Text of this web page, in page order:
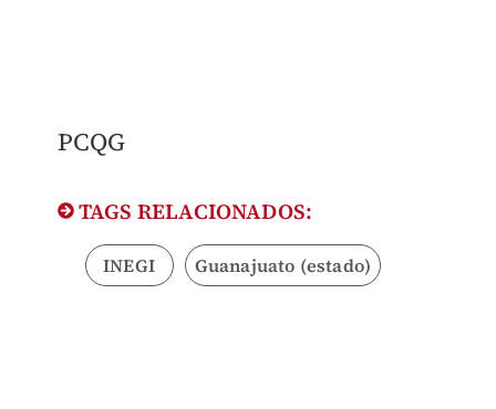
PCQG
TAGS RELACIONADOS:
INEGI Guanajuato (estado)